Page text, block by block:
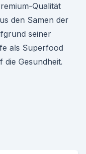
Qualität
den Samen der
seiner
als Superfood
Gesundheit.